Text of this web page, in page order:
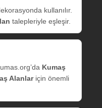
kullanılır.
talepleriyle eşleşir.
Kumaş
Alanlariçin önemli